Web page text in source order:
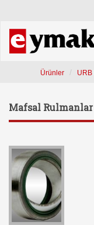
Ürünler URB
Mafsal Rulmanlar